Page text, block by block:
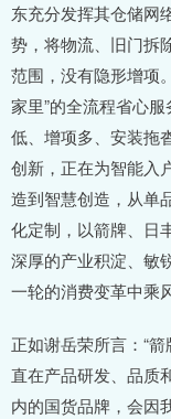
东充分发挥其仓储网
势，将物流、旧门拆
范围，没有隐形增项
家里”的全流程省心
低、增项多、安装拖
创新，正在为智能入
造到智慧创造，从单
化定制，以箭牌、日
深厚的产业积淀、敏
一轮的消费变革中乘
正如谢岳荣所言：“
直在产品研发、品质
内的国货品牌，会因